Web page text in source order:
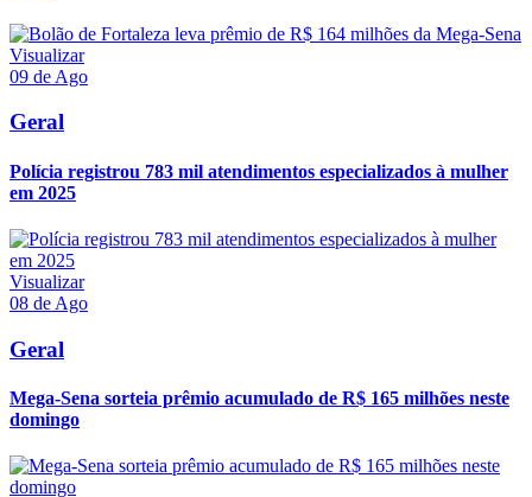
Visualizar
09 de Ago
Geral
Polícia registrou 783 mil atendimentos especializados à mulher
em 2025
Visualizar
08 de Ago
Geral
Mega-Sena sorteia prêmio acumulado de R$ 165 milhões neste
domingo